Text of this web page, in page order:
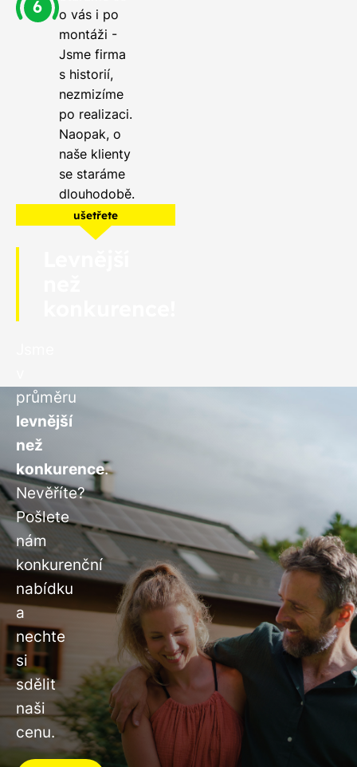
o vás i po
montáži -
Jsme firma
s historií,
nezmizíme
po realizaci.
Naopak, o
naše klienty
se staráme
dlouhodobě.
ušetřete
průměru
levnější
než
konkurence.
Nevěříte?
Pošlete
nám
konkurenční
nabídku
a
nechte
si
sdělit
naši
cenu.